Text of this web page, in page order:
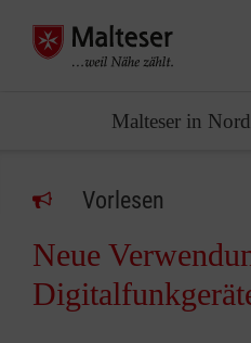
Malteser in
Vorlesen
Neue